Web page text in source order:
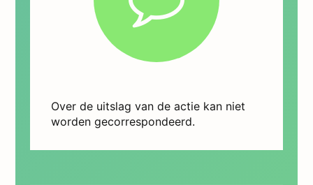
Over de uitslag van de actie kan niet
worden gecorrespondeerd.